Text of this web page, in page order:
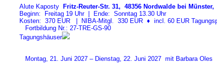
Alute Kaposty
Fritz-Reuter-Str. 31, 48356 Nordwalde bei Münster,
Beginn: Freitag 19 Uhr | Ende: Sonntag 13.30 Uhr
Kosten: 370 EUR | NIBA-Mitgl. 330 EUR ♦ incl. 60 EUR
Fortbildung Nr.: 27-TRE-GS-90
Tagungshäuser
Montag, 21. Juni 2027 – Dienstag, 22. Juni 2027 mit Barbara Oles